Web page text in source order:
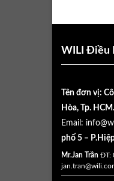
WILI Điều
Tên đơn vị:
Hòa, Tp. HCM.
Email:
phố 5 –
Mr.Jan Trần ĐT: